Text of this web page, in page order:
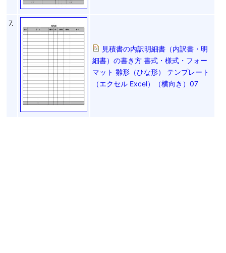
7.
見積書の内訳明細書（内訳書・明
細書）の書き方 書式・様式・フォー
マット 雛形（ひな形） テンプレート
（エクセル Excel）（横向き）07